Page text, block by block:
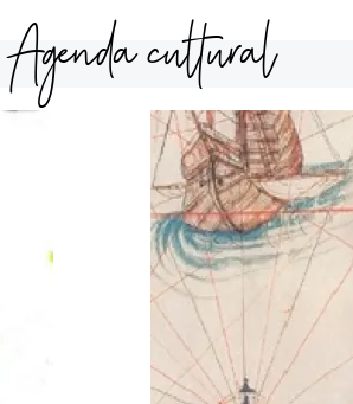
Agenda cultural